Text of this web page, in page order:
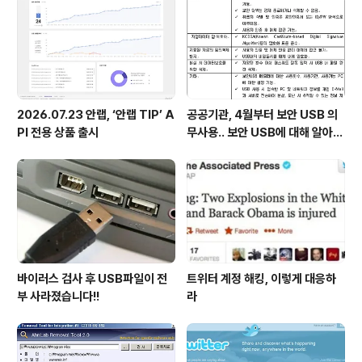
2026.07.23 안랩, ‘안랩 TIP’ A
PI 전용 상품 출시
공공기관, 4월부터 보안 USB 의
무사용.. 보안 USB에 대해 알아봅
바이러스 검사 후 USB파일이 전
부 사라졌습니다!!
트위터 계정 해킹, 이렇게 대응하
라